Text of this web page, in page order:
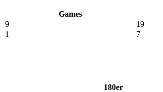
Games
9 19
1 7
180er